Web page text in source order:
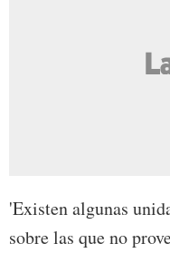
'Existen algunas
sobre las que no